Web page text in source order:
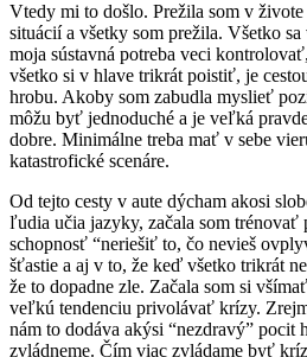
Vtedy mi to došlo. Prežila som v
situácií a všetky som prežila. Všetko
moja sústavná potreba veci
všetko si v hlave trikrát poistiť, je
hrobu. Akoby som zabudla myslieť
môžu byť jednoduché a je veľká
dobre. Minimálne treba mať v sebe
katastrofické scenáre.
Od tejto cesty v aute dýcham akosi
ľudia učia jazyky, začala som trénovať
schopnosť “neriešiť to, čo nevieš
šťastie a aj v to, že keď všetko trikrát
že to dopadne zle. Začala som si
veľkú tendenciu privolávať krízy.
nám to dodáva akýsi “nezdravý” pocit
zvládneme. Čím viac zvládame byť